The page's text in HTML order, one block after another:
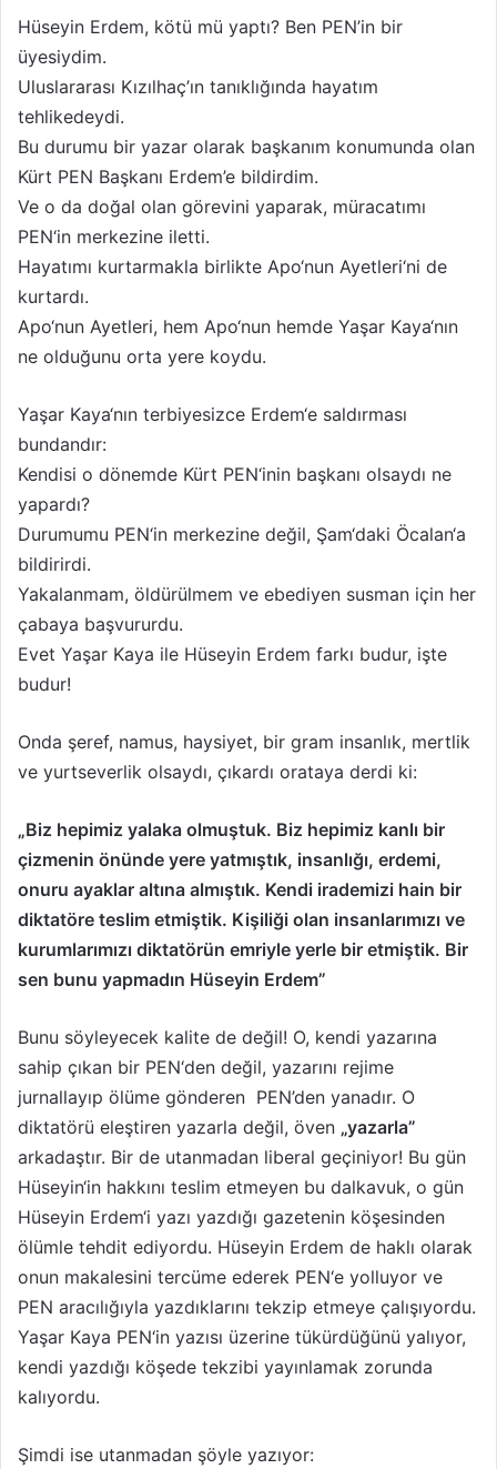
Hüseyin Erdem, kötü mü yaptı? Ben PEN’in bir
üyesiydim.
Uluslararası Kızılhaç’ın tanıklığında hayatım
tehlikedeydi.
Bu durumu bir yazar olarak başkanım konumunda olan
Kürt PEN Başkanı Erdem’e bildirdim.
Ve o da doğal olan görevini yaparak, müracatımı
PEN‘in merkezine iletti.
Hayatımı kurtarmakla birlikte Apo‘nun Ayetleri‘ni de
kurtardı.
Apo‘nun Ayetleri, hem Apo‘nun hemde Yaşar Kaya‘nın
ne olduğunu orta yere koydu.
Yaşar Kaya‘nın terbiyesizce Erdem‘e saldırması
bundandır:
Kendisi o dönemde Kürt PEN‘inin başkanı olsaydı ne
yapardı?
Durumumu PEN‘in merkezine değil, Şam‘daki Öcalan‘a
bildirirdi.
Yakalanmam, öldürülmem ve ebediyen susman için her
çabaya başvururdu.
Evet Yaşar Kaya ile Hüseyin Erdem farkı budur, işte
budur!
Onda şeref, namus, haysiyet, bir gram insanlık, mertlik
ve yurtseverlik olsaydı, çıkardı orataya derdi ki:
„Biz hepimiz yalaka olmuştuk. Biz hepimiz kanlı bir
çizmenin önünde yere yatmıştık, insanlığı, erdemi,
onuru ayaklar altına almıştık. Kendi irademizi hain bir
diktatöre teslim etmiştik. Kişiliği olan insanlarımızı ve
kurumlarımızı diktatörün emriyle yerle bir etmiştik. Bir
sen bunu yapmadın Hüseyin Erdem”
Bunu söyleyecek kalite de değil! O, kendi yazarına
sahip çıkan bir PEN‘den değil, yazarını rejime
jurnallayıp ölüme gönderen PEN’den yanadır. O
diktatörü eleştiren yazarla değil, öven „yazarla”
arkadaştır. Bir de utanmadan liberal geçiniyor! Bu gün
Hüseyin‘in hakkını teslim etmeyen bu dalkavuk, o gün
Hüseyin Erdem‘i yazı yazdığı gazetenin köşesinden
ölümle tehdit ediyordu. Hüseyin Erdem de haklı olarak
onun makalesini tercüme ederek PEN‘e yolluyor ve
PEN aracılığıyla yazdıklarını tekzip etmeye çalışıyordu.
Yaşar Kaya PEN‘in yazısı üzerine tükürdüğünü yalıyor,
kendi yazdığı köşede tekzibi yayınlamak zorunda
kalıyordu.
Şimdi ise utanmadan şöyle yazıyor: